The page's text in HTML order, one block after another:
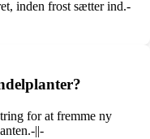
inden frost sætter ind.-
for at fremme ny
||-